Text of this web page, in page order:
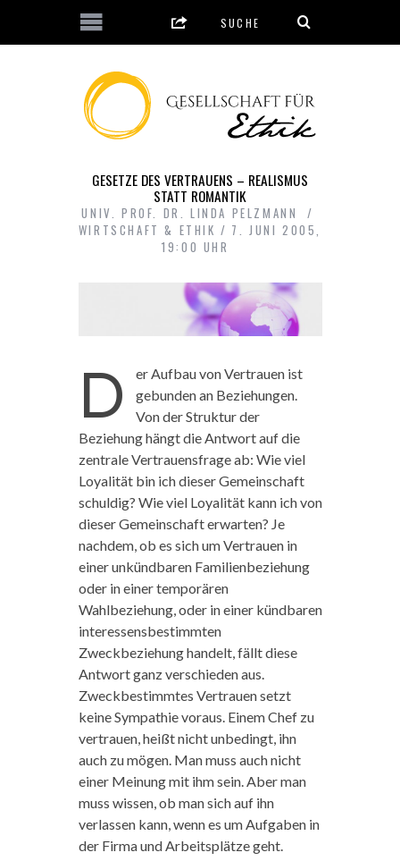
GESETZE DES VERTRAUENS – REALISMUS
STATT ROMANTIK
UNIV. PROF. DR. LINDA PELZMANN
WIRTSCHAFT & ETHIK
7. JUNI 2005,
19:00 UHR
D
er Aufbau von Vertrauen ist
gebunden an Beziehungen.
Von der Struktur der
Beziehung hängt die Antwort auf die
zentrale Vertrauensfrage ab: Wie viel
Loyalität bin ich dieser Gemeinschaft
schuldig? Wie viel Loyalität kann ich von
dieser Gemeinschaft erwarten? Je
nachdem, ob es sich um Vertrauen in
einer unkündbaren Familienbeziehung
oder in einer temporären
Wahlbeziehung, oder in einer kündbaren
interessensbestimmten
Zweckbeziehung handelt, fällt diese
Antwort ganz verschieden aus.
Zweckbestimmtes Vertrauen setzt
keine Sympathie voraus. Einem Chef zu
vertrauen, heißt nicht unbedingt, ihn
auch zu mögen. Man muss auch nicht
einer Meinung mit ihm sein. Aber man
muss wissen, ob man sich auf ihn
verlassen kann, wenn es um Aufgaben in
der Firma und Arbeitsplätze geht.